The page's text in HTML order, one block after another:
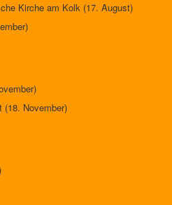
Kirche am Kolk (17. August)
(18. November)